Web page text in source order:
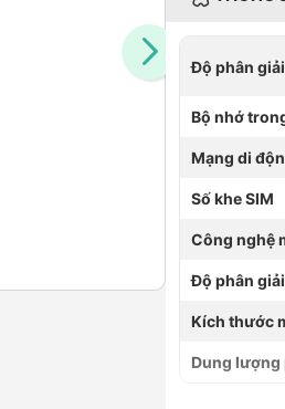
Độ phân
Bộ nhớ
Mạng di
Số khe SIM
Công nghệ
Độ phân giải
Kích thước
Dung lượng